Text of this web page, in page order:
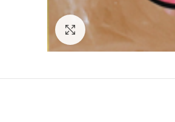
Click to enlarge